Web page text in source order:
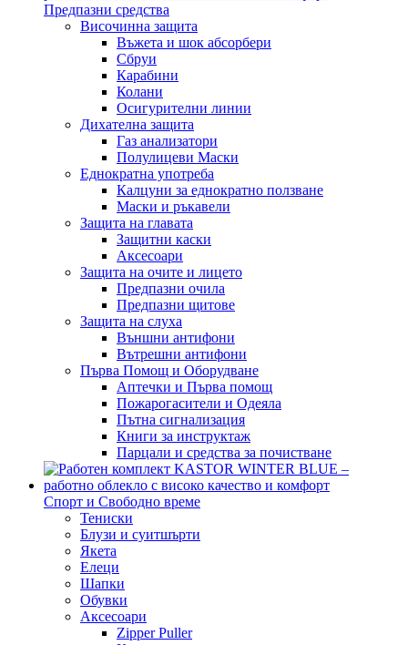
Предпазни средства
Височинна защита
Въжета и шок абсорбери
Сбруи
Карабини
Колани
Осигурителни линии
Дихателна защита
Газ анализатори
Полулицеви Маски
Еднократна употреба
Калцуни за еднократно ползване
Маски и ръкавели
Защита на главата
Защитни каски
Аксесоари
Защита на очите и лицето
Предпазни очила
Предпазни щитове
Защита на слуха
Външни антифони
Вътрешни антифони
Първа Помощ и Оборудване
Аптечки и Първа помощ
Пожарогасители и Одеяла
Пътна сигнализация
Книги за инструктаж
Парцали и средства за почистване
Спорт и Свободно време
Тениски
Блузи и суитшърти
Якета
Елеци
Шапки
Обувки
Аксесоари
Zipper Puller